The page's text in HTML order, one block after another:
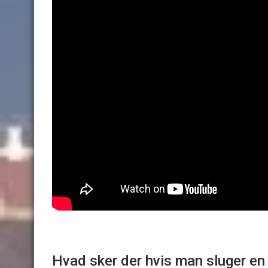
Hvad sker der hvis man sluger